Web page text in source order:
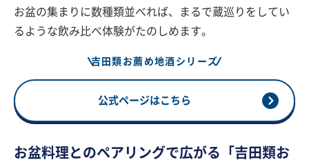
お盆の集まりに数種類並べれば、まるで蔵巡りをしてい
るような飲み比べ体験がたのしめます。
吉田類お薦め地酒シリーズ
公式ページはこちら
お盆料理とのペアリングで広がる「吉田類お